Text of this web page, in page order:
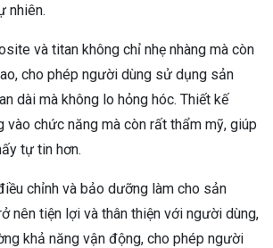
nhiên.
và titan không chỉ nhẹ nhàng mà còn
cho phép người dùng sử dụng sản
dài mà không lo hỏng hóc. Thiết kế
vào chức năng mà còn rất thẩm mỹ, giúp
tự tin hơn.
chỉnh và bảo dưỡng làm cho sản
nên tiện lợi và thân thiện với người dùng,
khả năng vận động, cho phép người